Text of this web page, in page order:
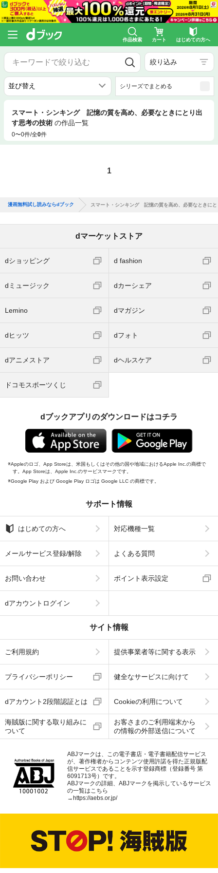
作品検索 カート はじめての方へ
絞り込み
シリーズでまとめる
スマート・シンキング 記憶の質を高め、必要なときにとり出
す思考の技術 の作品一覧
0〜0件/全0件
1
漫画無料試し読みならdブック スマート・シンキング 記憶の質を高め、必要なときにと
dマーケットストア
dショッピング d fashion
dミュージック dカーシェア
Lemino dマガジン
dヒッツ dフォト
dアニメストア dヘルスケア
ドコモスポーツくじ
dブックアプリのダウンロードはコチラ
Appleのロゴ、App Storeは、米国もしくはその他の国や地域におけるApple Inc.の商標で
す。App Storeは、Apple Inc.のサービスマークです。
Google Play および Google Play ロゴは Google LLC の商標です。
サポート情報
はじめての方へ 対応機種一覧
メールサービス登録/解除 よくある質問
お問い合わせ ポイント表示設定
dアカウントログイン
サイト情報
ご利用規約 提供事業者等に関する表示
プライバシーポリシー 健全なサービスに向けて
dアカウント2段階認証とは Cookieの利用について
海賊版に関する取り組みに
ついて
お客さまのご利用端末から
の情報の外部送信について
ABJマークは、この電子書店・電子書籍配信サービス
が、著作権者からコンテンツ使用許諾を得た正規版配
信サービスであることを示す登録商標（登録番号 第
6091713号）です。
ABJマークの詳細、ABJマークを掲示しているサービス
の一覧はこちら
→https://aebs.or.jp/